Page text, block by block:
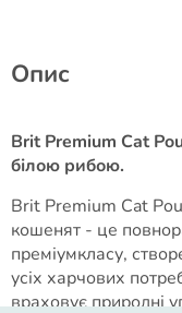
Опис
Brit Premium Cat
білою рибою.
Brit Premium Cat
кошенят - це
преміумкласу,
усіх харчових
враховує природні